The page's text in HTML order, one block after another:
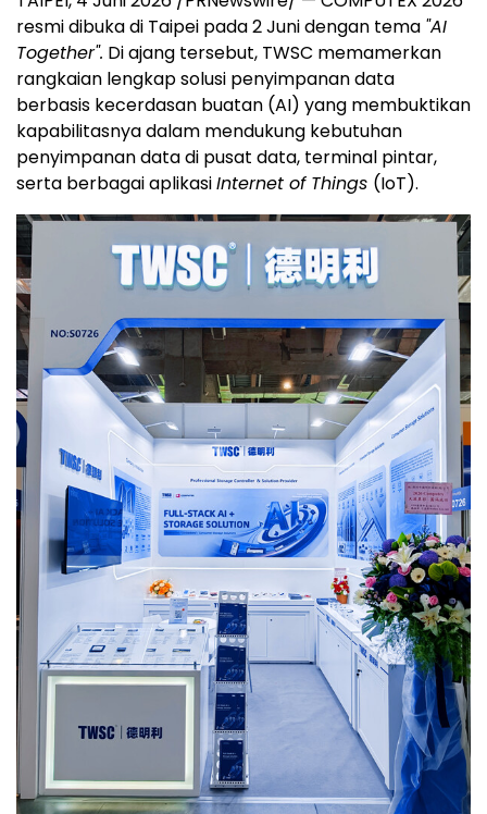
resmi dibuka di Taipei pada 2 Juni dengan tema "AI
Together". Di ajang tersebut, TWSC memamerkan
rangkaian lengkap solusi penyimpanan data
berbasis kecerdasan buatan (AI) yang membuktikan
kapabilitasnya dalam mendukung kebutuhan
penyimpanan data di pusat data, terminal pintar,
serta berbagai aplikasiInternet of Things (IoT).